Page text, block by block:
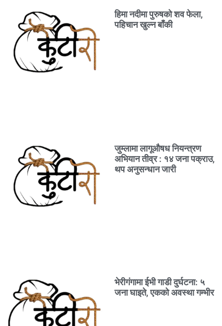
हिमा नदीमा पुरुषको शव फेला,
पहिचान खुल्न बाँकी
जुम्लामा लागूऔषध नियन्त्रण
अभियान तीव्र : १४ जना पक्राउ,
थप अनुसन्धान जारी
भेरीगंगामा ईभी गाडी दुर्घटना: ५
जना घाइते, एकको अवस्था गम्भीर